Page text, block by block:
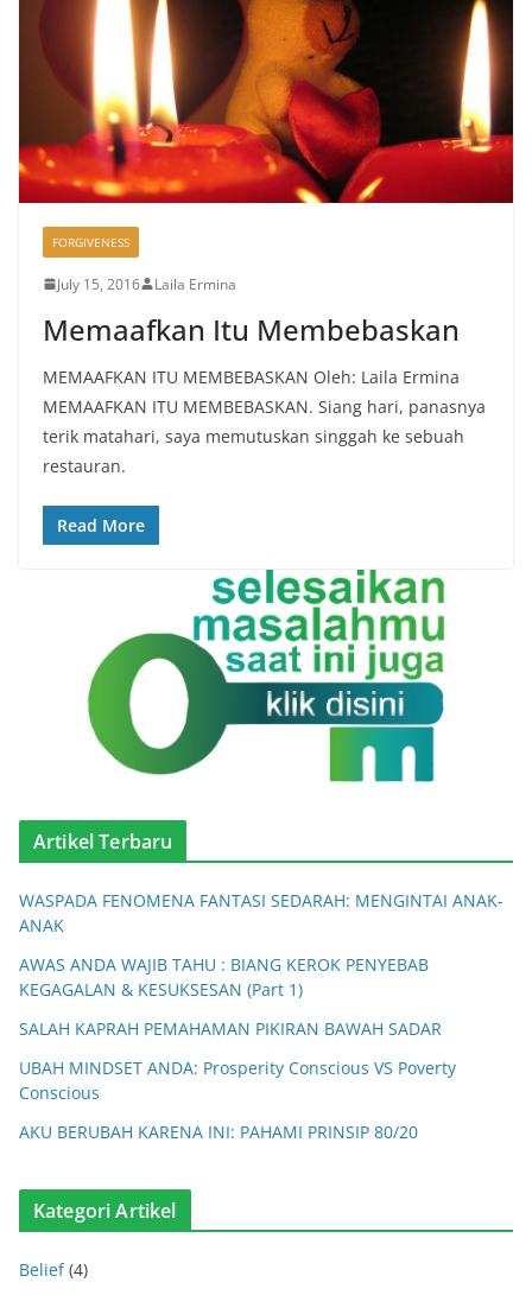
FORGIVENESS
July 15, 2016 Laila Ermina
Memaafkan Itu Membebaskan
MEMAAFKAN ITU MEMBEBASKAN Oleh: Laila Ermina
MEMAAFKAN ITU MEMBEBASKAN. Siang hari, panasnya
terik matahari, saya memutuskan singgah ke sebuah
restauran.
Read More
Artikel Terbaru
WASPADA FENOMENA FANTASI SEDARAH: MENGINTAI ANAK-
ANAK
AWAS ANDA WAJIB TAHU : BIANG KEROK PENYEBAB
KEGAGALAN & KESUKSESAN (Part 1)
SALAH KAPRAH PEMAHAMAN PIKIRAN BAWAH SADAR
UBAH MINDSET ANDA: Prosperity Conscious VS Poverty
Conscious
AKU BERUBAH KARENA INI: PAHAMI PRINSIP 80/20
Kategori Artikel
Belief(4)